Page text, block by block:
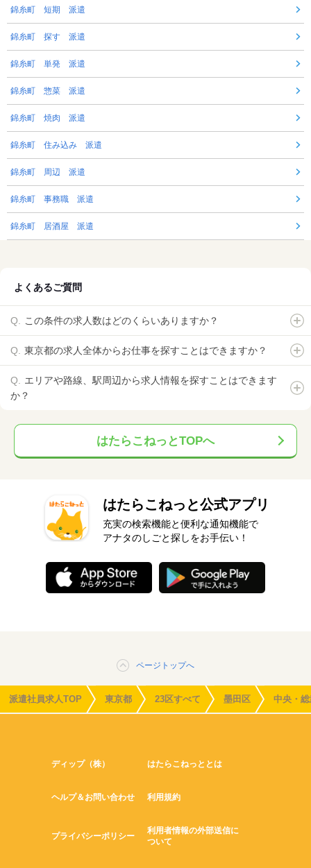
錦糸町 短期 派遣
錦糸町 探す 派遣
錦糸町 単発 派遣
錦糸町 惣菜 派遣
錦糸町 焼肉 派遣
錦糸町 住み込み 派遣
錦糸町 周辺 派遣
錦糸町 事務職 派遣
錦糸町 居酒屋 派遣
よくあるご質問
この条件の求人数はどのくらいありますか？
東京都の求人全体からお仕事を探すことはできますか？
エリアや路線、駅周辺から求人情報を探すことはできます
か？
はたらこねっとTOPへ
はたらこねっと公式アプリ
充実の検索機能と便利な通知機能で
アナタのしごと探しをお手伝い！
ページトップへ
派遣社員求人TOP 東京都 23区すべて 墨田区 中央・
ディップ（株） はたらこねっととは
ヘルプ＆お問い合わせ 利用規約
プライバシーポリシー
利用者情報の外部送信に
ついて